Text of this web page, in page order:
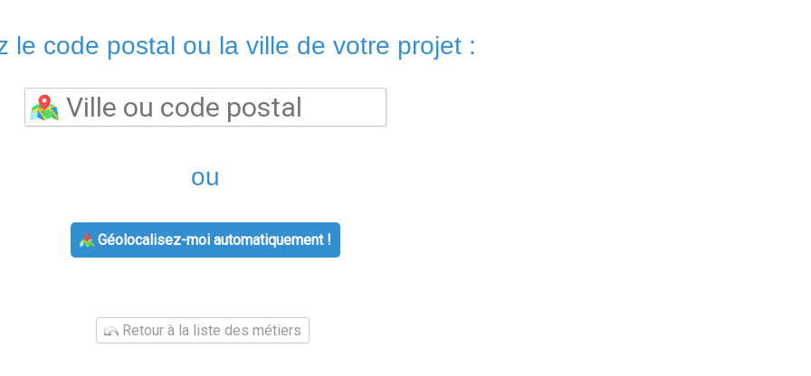
le code postal ou la ville de votre projet :
ou
Géolocalisez-moi automatiquement !
Retour à la liste des métiers